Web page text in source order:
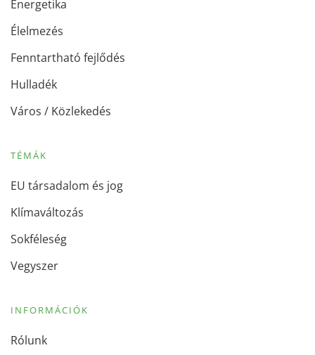
Energetika
Élelmezés
Fenntartható fejlődés
Hulladék
Város / Közlekedés
TÉMÁK
EU társadalom és jog
Klímaváltozás
Sokféleség
Vegyszer
INFORMÁCIÓK
Rólunk